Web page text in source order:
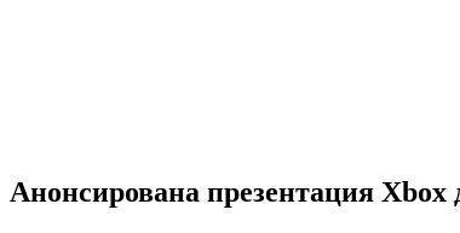
Анонсирована презентация Xbox